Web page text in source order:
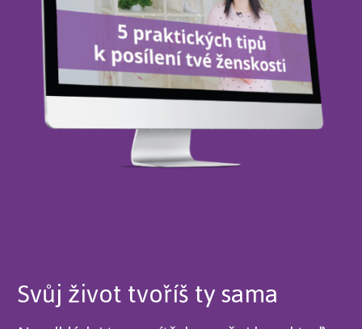
Svůj život tvoříš ty sama